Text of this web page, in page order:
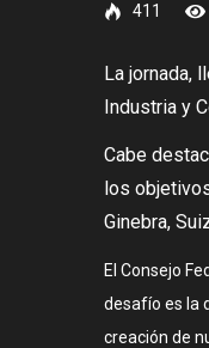
411
La jornada,
Industria y
Cabe
los
Ginebra,
El Consejo
desafío es la
creación de